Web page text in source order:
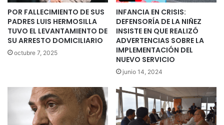
POR FALLECIMIENTO DE SUS
PADRES LUIS HERMOSILLA
TUVO EL LEVANTAMIENTO DE
SU ARRESTO DOMICILIARIO
octubre 7, 2025
INFANCIA EN CRISIS:
DEFENSORÍA DE LA NIÑEZ
INSISTE EN QUE REALIZÓ
ADVERTENCIAS SOBRE LA
IMPLEMENTACIÓN DEL
NUEVO SERVICIO
junio 14, 2024